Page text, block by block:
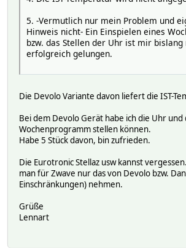
5. -Vermutlich nur mein Problem und
Hinweis nicht- Ein Einspielen eines
bzw. das Stellen der Uhr ist mir bislang
erfolgreich gelungen.
Die Devolo Variante davon liefert die IST-
Bei dem Devolo Gerät habe ich die Uhr und
Wochenprogramm stellen können.
Habe 5 Stück davon, bin zufrieden.
Die Eurotronic Stellaz usw kannst
man für Zwave nur das von Devolo bzw.
Einschränkungen) nehmen.
Grüße
Lennart